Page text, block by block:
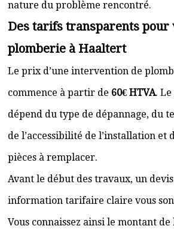
nature du problème rencontré.
Des tarifs transparents pour
plomberie à Haaltert
Le prix d’une intervention de
commence à partir de 60€ HTVA.
dépend du type de dépannage, du
de l’accessibilité de l’installation et
pièces à remplacer.
Avant le début des travaux, un
information tarifaire claire vous
Vous connaissez ainsi le montant